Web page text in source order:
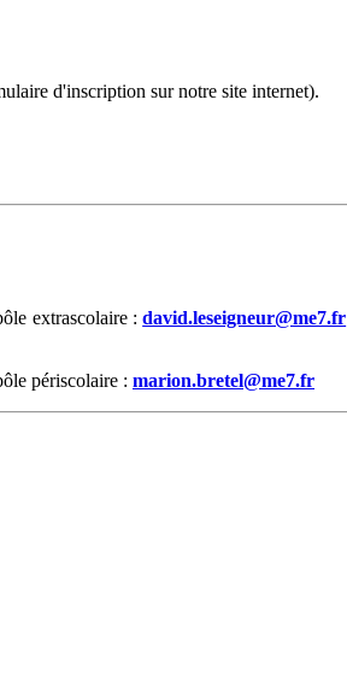
d'inscription sur notre site internet).
extrascolaire :david.leseigneur@me7.fr
périscolaire : marion.bretel@me7.fr